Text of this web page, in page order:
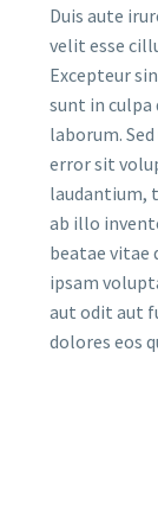
Duis aute
velit esse
Excepteur
sunt in
laborum.
error sit
laudantium,
ab illo
beatae vitae
ipsam
aut odit aut
dolores eos